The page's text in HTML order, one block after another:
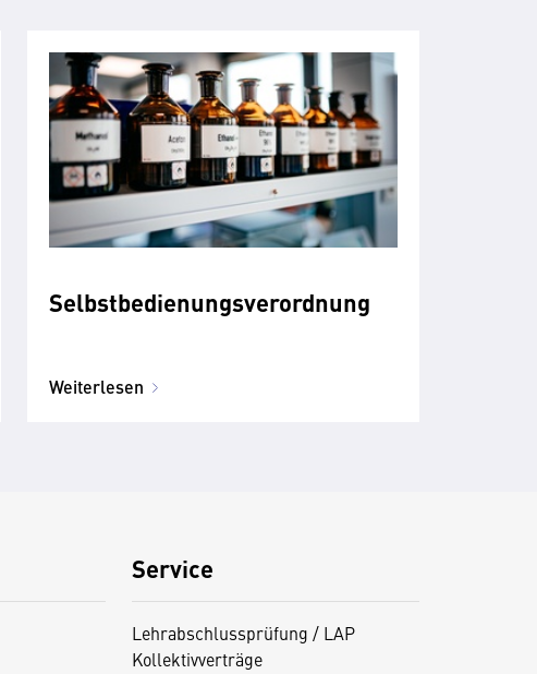
Selbstbedienungsverordnung
Weiterlesen
Service
Lehrabschlussprüfung / LAP
Kollektivverträge